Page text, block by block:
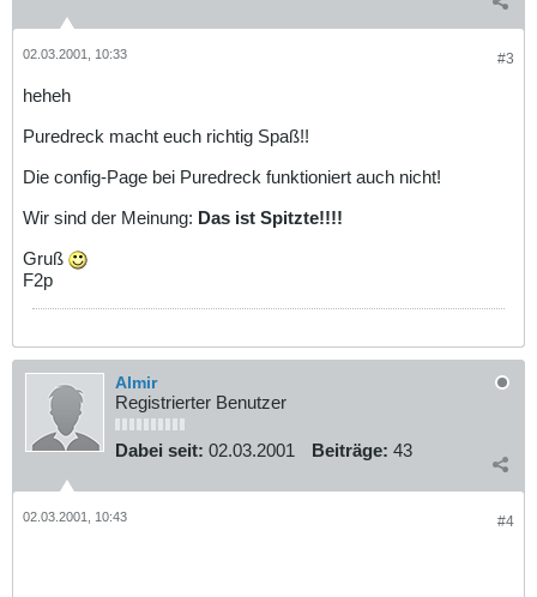
#3
02.03.2001, 10:33
heheh
Puredreck macht euch richtig Spaß!!
Die config-Page bei Puredreck funktioniert auch nicht!
Wir sind der Meinung: Das ist Spitzte!!!!
Gruß
F2p
Almir
Registrierter Benutzer
Dabei seit: 02.03.2001 Beiträge: 43
#4
02.03.2001, 10:43